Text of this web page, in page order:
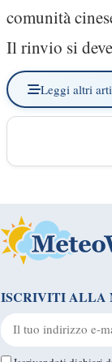
comunità
Il rinvio si
Leggi altri
ISCRIVITI ALLA